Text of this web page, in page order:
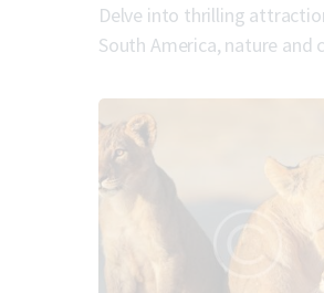
Delve into thrilling
South America, nature and